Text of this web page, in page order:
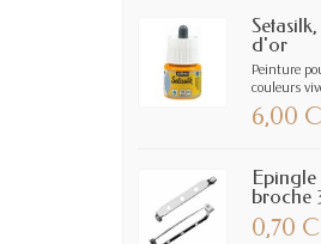
d'or
Peinture
couleurs
6,00
broche
0,70